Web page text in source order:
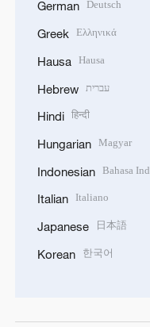
German Deutsch
Greek Ελληνικά
Hausa Hausa
Hebrew עברית
Hindi हिन्दी
Hungarian Magyar
Indonesian Bahasa
Italian Italiano
Japanese 日本語
Korean 한국어